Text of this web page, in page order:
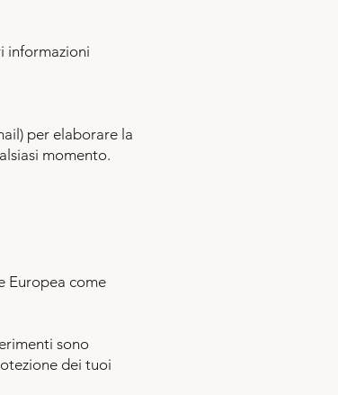
informazioni
per elaborare la
momento.
Europea come
sono
dei tuoi